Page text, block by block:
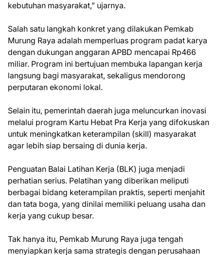
kebutuhan masyarakat,” ujarnya.
Salah satu langkah konkret yang dilakukan Pemkab
Murung Raya adalah memperluas program padat karya
dengan dukungan anggaran APBD mencapai Rp466
miliar. Program ini bertujuan membuka lapangan kerja
langsung bagi masyarakat, sekaligus mendorong
perputaran ekonomi lokal.
Selain itu, pemerintah daerah juga meluncurkan inovasi
melalui program Kartu Hebat Pra Kerja yang difokuskan
untuk meningkatkan keterampilan (skill) masyarakat
agar lebih siap bersaing di dunia kerja.
Penguatan Balai Latihan Kerja (BLK) juga menjadi
perhatian serius. Pelatihan yang diberikan meliputi
berbagai bidang keterampilan praktis, seperti menjahit
dan tata boga, yang dinilai memiliki peluang usaha dan
kerja yang cukup besar.
Tak hanya itu, Pemkab Murung Raya juga tengah
menyiapkan kerja sama strategis dengan perusahaan